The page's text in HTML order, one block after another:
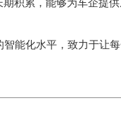
积累，能够为车企提供
能化水平，致力于让